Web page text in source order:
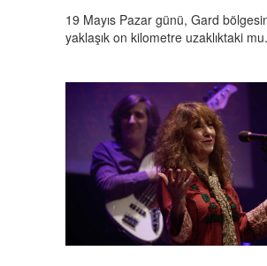
19 Mayıs Pazar günü, Gard
yaklaşık on kilometre uzaklıktaki mu.